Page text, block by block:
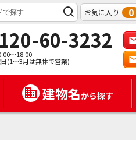
お気に入り 0
60-3232
～18:00
(1～3月は無休で営業)
建物名から探す